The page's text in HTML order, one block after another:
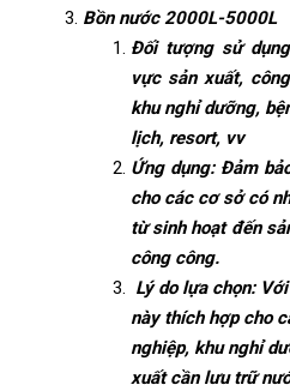
Bồn nước 2000L-5000L
Đối tượng sử
vực sản xuất,
khu nghỉ dưỡng,
lịch, resort, vv
Ứng dụng: Đảm
cho các cơ sở có
từ sinh hoạt đến
công công.
Lý do lựa chọn:
này thích hợp cho
nghiệp, khu nghỉ
xuất cần lưu trữ